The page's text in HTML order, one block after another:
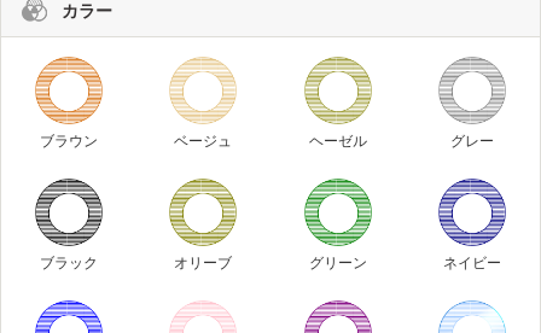
カラー
ブラウン ベージュ ヘーゼル グレー
ブラック オリーブ グリーン ネイビー